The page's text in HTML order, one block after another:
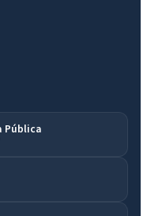
Pública
legislação, Diário Oficial,
município.